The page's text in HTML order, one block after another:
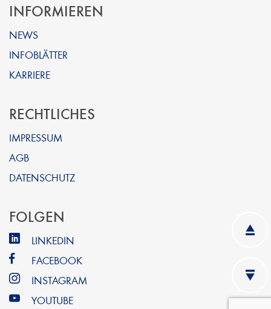
INFORMIEREN
NEWS
INFOBLÄTTER
KARRIERE
RECHTLICHES
IMPRESSUM
AGB
DATENSCHUTZ
FOLGEN
LINKEDIN
FACEBOOK
INSTAGRAM
YOUTUBE